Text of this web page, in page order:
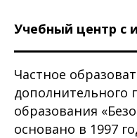
Учебный центр с
Частное
дополнительного
образования
основано в 1997